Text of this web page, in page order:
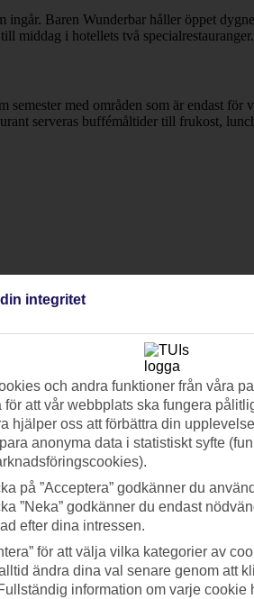
Baren Wunderbar håller öppet
middag i hotellets två specialrestauranger.
med områden som är endast
serveras buffémåltider till frukost,
partyn ingår
tennis, fotboll, beachvolley med mera
varav en är öppen dygnet runt
barerna, dans och temapartyn
och knattedisco
integritet
och andra funktioner från våra
för att vår webbplats ska fungera
hjälper oss att förbättra din
anonyma data i statistiskt syfte
på ”Acceptera” godkänner du
”Neka” godkänner du endast
efter dina intressen.
för att välja vilka kategorier av
ändra dina val senare genom att
information om varje cookie